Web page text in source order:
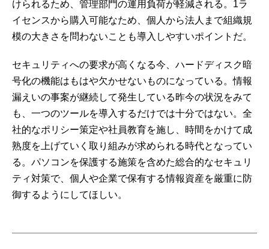
けられるため、管理部門の運用負荷が軽減される。1ラ
イセンスから購入可能なため、個人から法人まで組織規
模の大きさを問わないことも導入しやすいポイントだ。
セキュリティへの要求が高くなる今、ハードディスク暗
号化の機能はもはや欠かせないものになっている。情報
漏えいの事案が継続して発生している昨今の状況をみて
も、一つのツールを導入するだけでは十分ではない。全
社的なポリシー策定や社員教育を施し、時間をかけて成
熟度を上げていく取り組みが求められる時代となってい
る。パソコンを保護する施策を含めた総合的なセキュリ
ティ対策で、個人や企業で保有する情報資産を厳重に防
御するようにしてほしい。